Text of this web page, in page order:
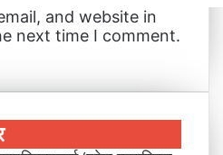
and website in
next time I comment.